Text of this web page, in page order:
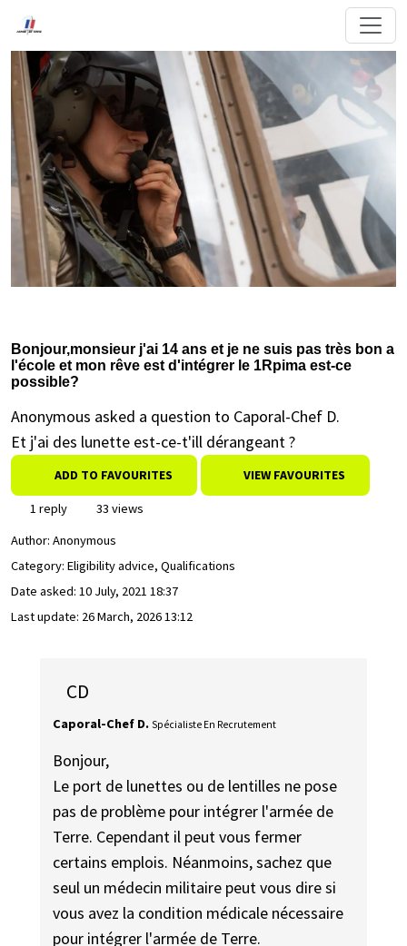
Bonjour,monsieur j'ai 14 ans et je ne suis pas très bon a
l'école et mon rêve est d'intégrer le 1Rpima est-ce
possible?
Anonymous asked a question to Caporal-Chef D.
Et j'ai des lunette est-ce-t'ill dérangeant ?
ADD TO FAVOURITES VIEW FAVOURITES
1 reply
33 views
Author: Anonymous
Category: Eligibility advice, Qualifications
Date asked: 10 July, 2021 18:37
Last update: 26 March, 2026 13:12
CD
Caporal-Chef D. Spécialiste En Recrutement
Bonjour,
Le port de lunettes ou de lentilles ne pose
pas de problème pour intégrer l'armée de
Terre. Cependant il peut vous fermer
certains emplois. Néanmoins, sachez que
seul un médecin militaire peut vous dire si
vous avez la condition médicale nécessaire
pour intégrer l'armée de Terre.